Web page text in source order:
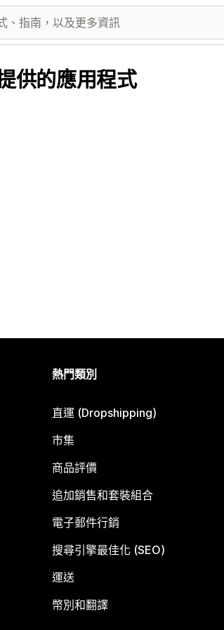
供的應用程式
熱門類別
直運 (Dropshipping)
市集
商品評價
追加銷售和套裝組合
電子郵件行銷
搜尋引擎最佳化 (SEO)
運送
幣別和翻譯